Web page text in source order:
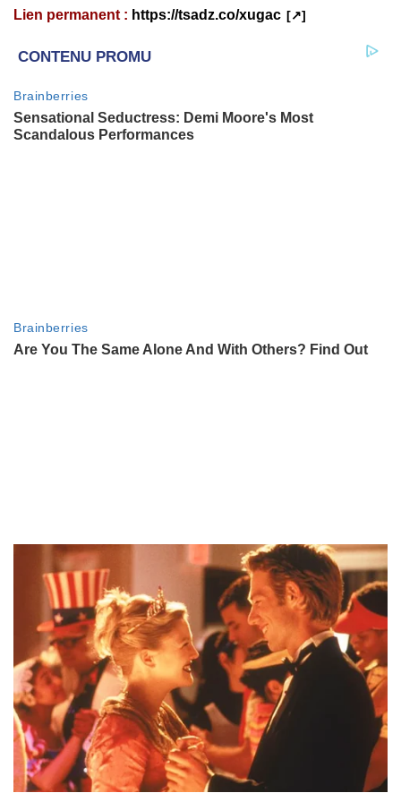
Lien permanent : https://tsadz.co/xugac